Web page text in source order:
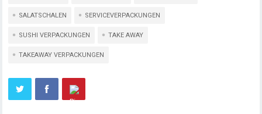
SALATSCHALEN SERVICEVERPACKUNGEN
SUSHI VERPACKUNGEN TAKE AWAY
TAKEAWAY VERPACKUNGEN